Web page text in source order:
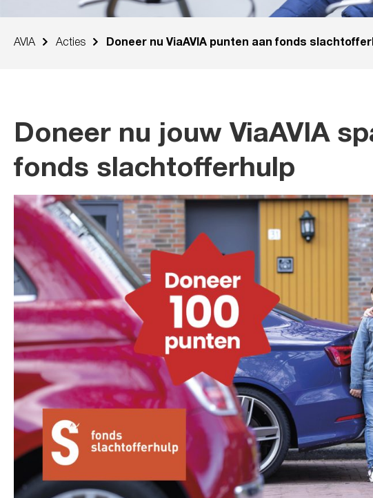
AVIA Acties Doneer nu ViaAVIA punten aan fonds
Doneer nu jouw ViaAVIA
fonds slachtofferhulp